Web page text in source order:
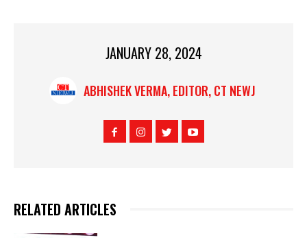
JANUARY 28, 2024
ABHISHEK VERMA, EDITOR, CT NEWJ
RELATED ARTICLES